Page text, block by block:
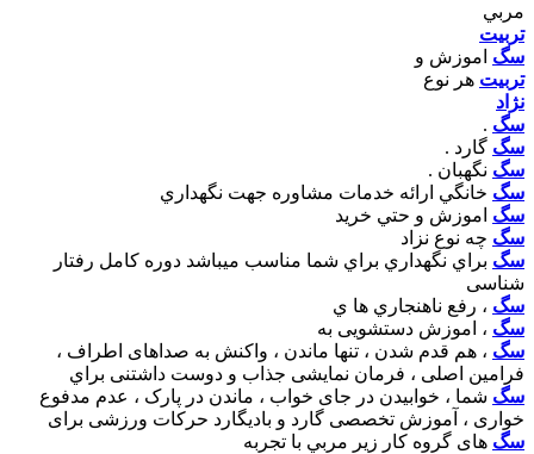
مربي
تربيت
سگ اموزش و
تربيت هر نوع
نژاد
سگ .
سگ گارد .
سگ نگهبان .
سگ خانگي ارائه خدمات مشاوره جهت نگهداري
سگ اموزش و حتي خريد
سگ چه نوع نزاد
سگ براي نگهداري براي شما مناسب ميباشد دوره کامل رفتار
شناسى
سگ ، رفع ناهنجاري ها ي
سگ ، اموزش دستشويى به
سگ ، هم قدم شدن ، تنها ماندن ، واکنش به صداهاى اطراف ،
فرامين اصلى ، فرمان نمايشى جذاب و دوست داشتنى براي
سگ شما ، خوابيدن در جاى خواب ، ماندن در پارک ، عدم مدفوع
خوارى ، آموزش تخصصى گارد و باديگارد حرکات ورزشى براى
سگ هاى گروه کار زير مربي با تجربه